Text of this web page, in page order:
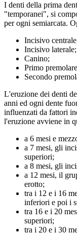
I denti della prima
"temporanei", si
per ogni semiarcata.
Incisivo
Incisivo laterale;
Canino;
Primo
Secondo
L'eruzione dei denti
anni ed ogni dente
influenzati da fattori
l'eruzione avviene in
a 6 mesi e
a 7 mesi, gli
superiori;
a 8 mesi, gli
a 12 mesi, il
erotto;
tra i 12 e i 16
inferiori e poi i
tra 16 e i 20
superiori;
tra i 20 e i 30